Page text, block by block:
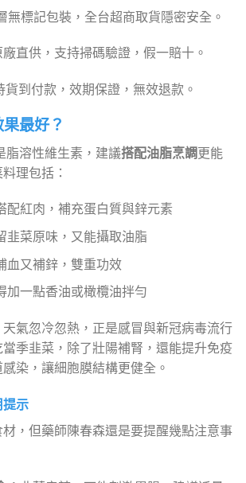
無標記包裝，全台超商取貨隱密安全。
廠直供，支持掃碼驗證，假一賠十。
貨到付款，效期保證，無效退款。
最好？
脂溶性維生素，建議搭配油脂烹調 更能
理包括：
配紅肉，補充蛋白質與鋅元素
韭菜原味，又能攝取油脂
血又補鋅，雙重功效
加一點香油或橄欖油拌勻
氣忽冷忽熱，正是感冒與新冠病毒流行
季韭菜，除了壯陽補腎，還能提升免疫
染，讓細胞膜結構更健全。
提示
，但藥師陳春森還是要提醒幾點注意事